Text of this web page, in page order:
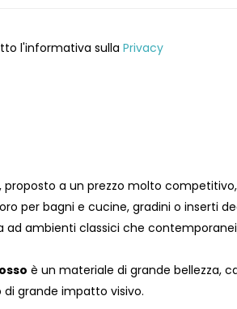
l'informativa sulla Privacy
a un prezzo molto
per bagni e cucine, gradini o inserti
ambienti classici che
è un materiale di grande bellezza,
grande impatto visivo.